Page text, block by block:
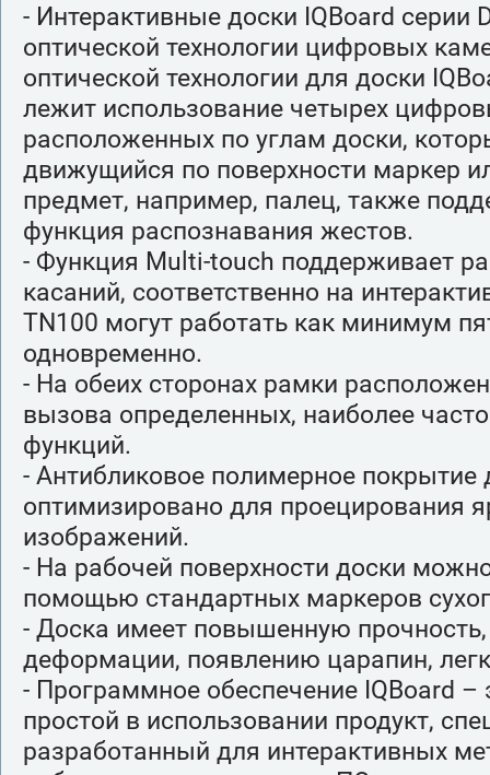
- Интерактивные доски IQBoard серии
оптической технологии цифровых
оптической технологии для доски
лежит использование четырех
расположенных по углам доски,
движущийся по поверхности маркер
предмет, например, палец, также
функция распознавания жестов.
- Функция Multi-touch поддерживает
касаний, соответственно на
TN100 могут работать как минимум
одновременно.
- На обеих сторонах рамки
вызова определенных, наиболее
функций.
- Антибликовое полимерное покрытие
оптимизировано для проецирования
изображений.
- На рабочей поверхности доски
помощью стандартных маркеров
- Доска имеет повышенную прочность,
деформации, появлению царапин,
- Программное обеспечение IQBoard –
простой в использовании продукт,
разработанный для интерактивных